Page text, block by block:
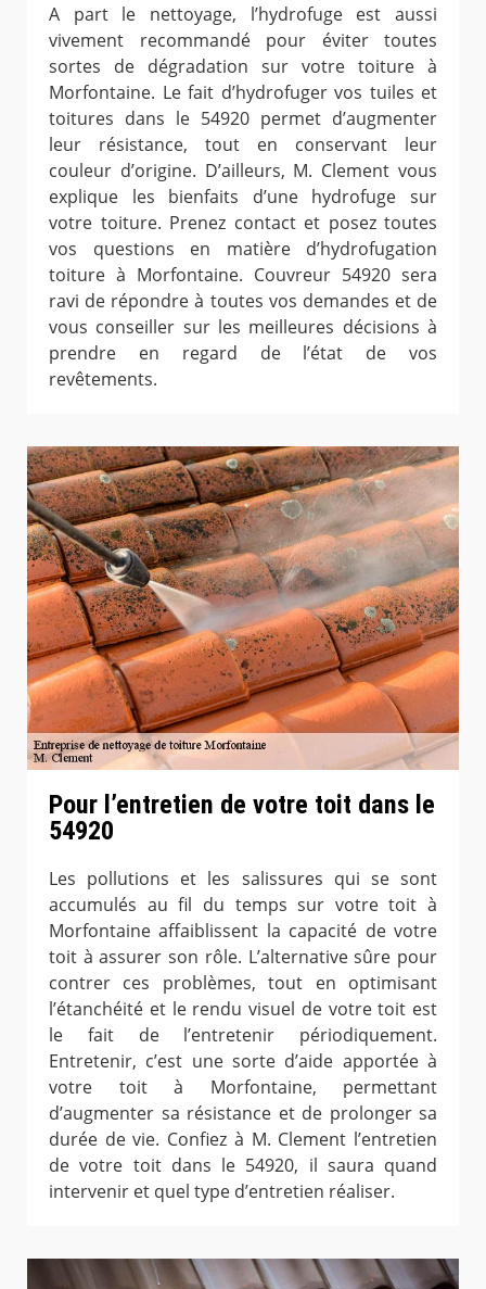
A part le nettoyage, l’hydrofuge est aussi
vivement recommandé pour éviter toutes
sortes de dégradation sur votre toiture à
Morfontaine. Le fait d’hydrofuger vos tuiles et
toitures dans le 54920 permet d’augmenter
leur résistance, tout en conservant leur
couleur d’origine. D’ailleurs, M. Clement vous
explique les bienfaits d’une hydrofuge sur
votre toiture. Prenez contact et posez toutes
vos questions en matière d’hydrofugation
toiture à Morfontaine. Couvreur 54920 sera
ravi de répondre à toutes vos demandes et de
vous conseiller sur les meilleures décisions à
prendre en regard de l’état de vos
revêtements.
Pour l’entretien de votre toit dans le
54920
Les pollutions et les salissures qui se sont
accumulés au fil du temps sur votre toit à
Morfontaine affaiblissent la capacité de votre
toit à assurer son rôle. L’alternative sûre pour
contrer ces problèmes, tout en optimisant
l’étanchéité et le rendu visuel de votre toit est
le fait de l’entretenir périodiquement.
Entretenir, c’est une sorte d’aide apportée à
votre toit à Morfontaine, permettant
d’augmenter sa résistance et de prolonger sa
durée de vie. Confiez à M. Clement l’entretien
de votre toit dans le 54920, il saura quand
intervenir et quel type d’entretien réaliser.